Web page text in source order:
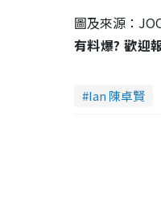
圖及來源：
有料爆? 歡
Ian 陳卓賢